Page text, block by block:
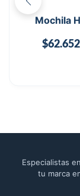
Mochila
$
Especialistas
tu marca